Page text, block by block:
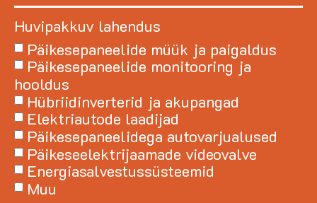
Huvipakkuv lahendus
Päikesepaneelide müük ja paigaldus
Päikesepaneelide monitooring ja
hooldus
Hübriidinverterid ja akupangad
Elektriautode laadijad
Päikesepaneelidega autovarjualused
Päikeseelektrijaamade videovalve
Energiasalvestussüsteemid
Muu